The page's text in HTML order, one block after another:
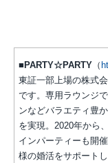
■PARTY☆PARTY （
東証一部上場の株式
です。専用ラウンジ
ンなどバラエティ豊
を実現。2020年から
インパーティーも開
様の婚活をサポートし